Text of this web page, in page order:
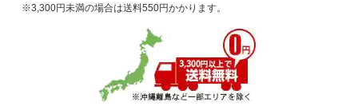
※3,300円未満の場合は送料550円かかります。